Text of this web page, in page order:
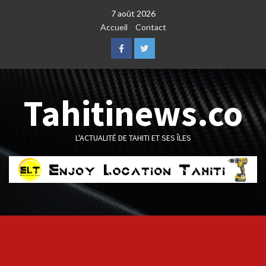
7 août 2026
Accueil
Contact
FacebookTwitter
Tahitinews.co
L'ACTUALITÉ DE TAHITI ET SES ÎLES